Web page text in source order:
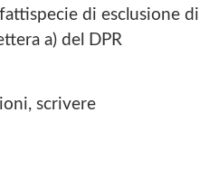
di esclusione di
a) del DPR
scrivere